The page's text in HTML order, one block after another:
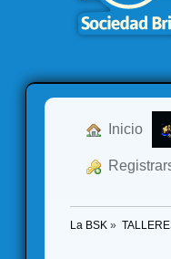
Inicio
La BSK »